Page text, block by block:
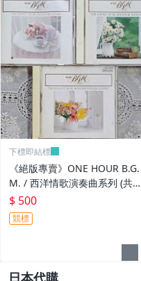
下標即結標
《絕版專賣》ONE HOUR B.G.
M. / 西洋情歌演奏曲系列 (共3
CD.日本Denon.無IFPI)
$ 500
競標
日本代購